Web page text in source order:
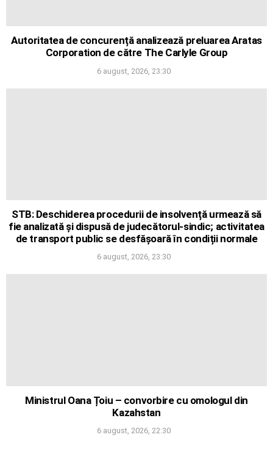
Autoritatea de concurență analizează preluarea Aratas
Corporation de către The Carlyle Group
6 august, 2026, 23:30
STB: Deschiderea procedurii de insolvență urmează să
fie analizată și dispusă de judecătorul-sindic; activitatea
de transport public se desfășoară în condiții normale
6 august, 2026, 23:30
Ministrul Oana Țoiu – convorbire cu omologul din
Kazahstan
6 august, 2026, 22:30